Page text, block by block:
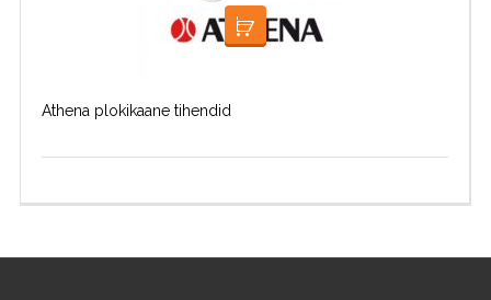
LOE EDASI
Athena plokikaane tihendid